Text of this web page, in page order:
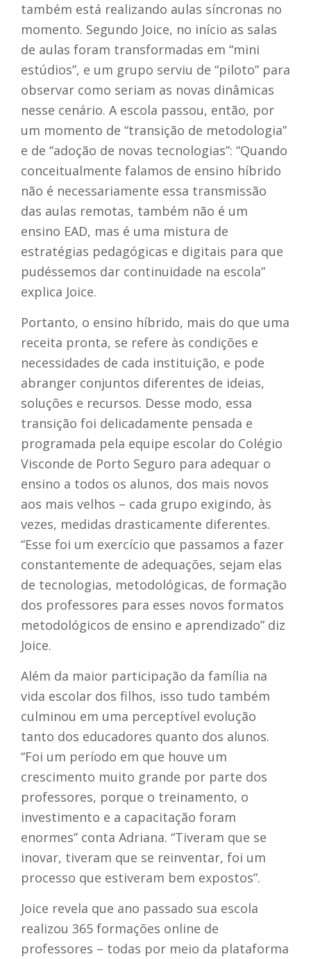
também está realizando aulas síncronas no
momento. Segundo Joice, no início as salas
de aulas foram transformadas em “mini
estúdios”, e um grupo serviu de “piloto” para
observar como seriam as novas dinâmicas
nesse cenário. A escola passou, então, por
um momento de “transição de metodologia”
e de “adoção de novas tecnologias”: “Quando
conceitualmente falamos de ensino híbrido
não é necessariamente essa transmissão
das aulas remotas, também não é um
ensino EAD, mas é uma mistura de
estratégias pedagógicas e digitais para que
pudéssemos dar continuidade na escola”
explica Joice.
Portanto, o ensino híbrido, mais do que uma
receita pronta, se refere às condições e
necessidades de cada instituição, e pode
abranger conjuntos diferentes de ideias,
soluções e recursos. Desse modo, essa
transição foi delicadamente pensada e
programada pela equipe escolar do Colégio
Visconde de Porto Seguro para adequar o
ensino a todos os alunos, dos mais novos
aos mais velhos – cada grupo exigindo, às
vezes, medidas drasticamente diferentes.
“Esse foi um exercício que passamos a fazer
constantemente de adequações, sejam elas
de tecnologias, metodológicas, de formação
dos professores para esses novos formatos
metodológicos de ensino e aprendizado” diz
Joice.
Além da maior participação da família na
vida escolar dos filhos, isso tudo também
culminou em uma perceptível evolução
tanto dos educadores quanto dos alunos.
“Foi um período em que houve um
crescimento muito grande por parte dos
professores, porque o treinamento, o
investimento e a capacitação foram
enormes” conta Adriana. “Tiveram que se
inovar, tiveram que se reinventar, foi um
processo que estiveram bem expostos”.
Joice revela que ano passado sua escola
realizou 365 formações online de
professores – todas por meio da plataforma